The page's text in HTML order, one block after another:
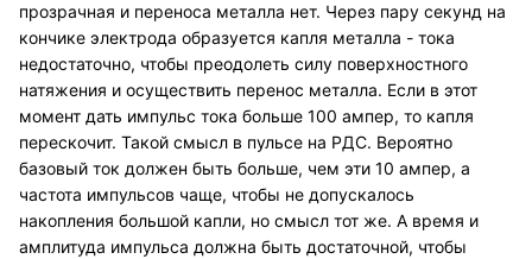
прозрачная и переноса металла нет. Через пару секунд на
кончике электрода образуется капля металла - тока
недостаточно, чтобы преодолеть силу поверхностного
натяжения и осуществить перенос металла. Если в этот
момент дать импульс тока больше 100 ампер, то капля
перескочит. Такой смысл в пульсе на РДС. Вероятно
базовый ток должен быть больше, чем эти 10 ампер, а
частота импульсов чаще, чтобы не допускалось
накопления большой капли, но смысл тот же. А время и
амплитуда импульса должна быть достаточной, чтобы